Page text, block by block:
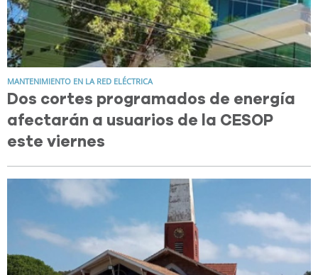
MANTENIMIENTO EN LA RED ELÉCTRICA
Dos cortes programados de energía
afectarán a usuarios de la CESOP
este viernes